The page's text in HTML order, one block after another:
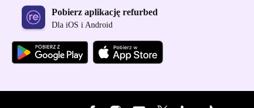
Pobierz aplikację refurbed
Dla iOS i Android